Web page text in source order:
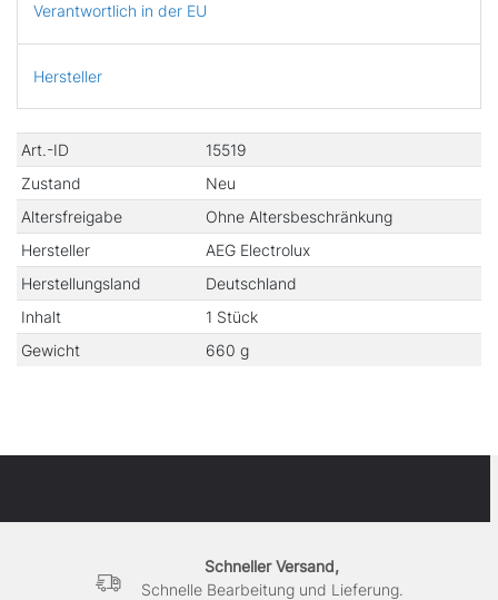
Verantwortlich in der EU
Hersteller
Technisches
Merkmal
Wert
Art.-ID
15519
Zustand
Neu
Altersfreigabe
Ohne Altersbeschränkung
Hersteller
AEG Electrolux
Herstellungsland
Deutschland
Inhalt
1 Stück
Gewicht
660 g
Schneller Versand,
Schnelle Bearbeitung und Lieferung.